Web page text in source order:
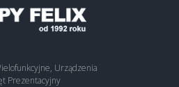
Urządzenia
Prezentacyjny